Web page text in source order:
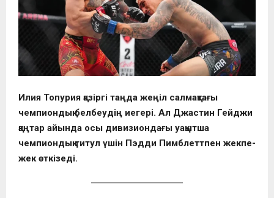
Илия Топурия қазіргі таңда жеңіл салмақтағы
чемпиондық белбеудің иегері. Ал Джастин Гейджи
қаңтар айында осы дивизиондағы уақытша
чемпиондық титул үшін Пэдди Пимблеттпен жекпе-
жек өткізеді.